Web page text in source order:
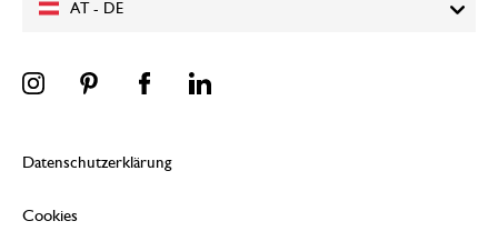
AT - DE
Datenschutzerklärung
Cookies